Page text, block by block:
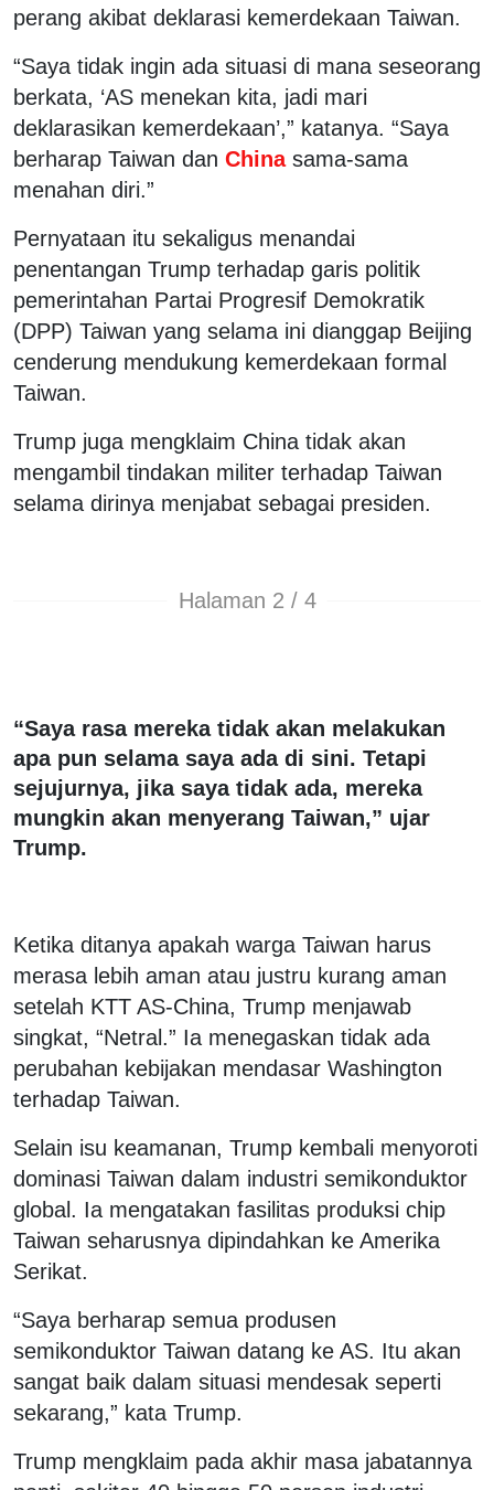
perang akibat deklarasi kemerdekaan Taiwan.
“Saya tidak ingin ada situasi di mana seseorang
berkata, ‘AS menekan kita, jadi mari
deklarasikan kemerdekaan’,” katanya. “Saya
berharap Taiwan dan China sama-sama
menahan diri.”
Pernyataan itu sekaligus menandai
penentangan Trump terhadap garis politik
pemerintahan Partai Progresif Demokratik
(DPP) Taiwan yang selama ini dianggap Beijing
cenderung mendukung kemerdekaan formal
Taiwan.
Trump juga mengklaim China tidak akan
mengambil tindakan militer terhadap Taiwan
selama dirinya menjabat sebagai presiden.
Halaman 2 / 4
“Saya rasa mereka tidak akan melakukan
apa pun selama saya ada di sini. Tetapi
sejujurnya, jika saya tidak ada, mereka
mungkin akan menyerang Taiwan,” ujar
Trump.
Ketika ditanya apakah warga Taiwan harus
merasa lebih aman atau justru kurang aman
setelah KTT AS-China, Trump menjawab
singkat, “Netral.” Ia menegaskan tidak ada
perubahan kebijakan mendasar Washington
terhadap Taiwan.
Selain isu keamanan, Trump kembali menyoroti
dominasi Taiwan dalam industri semikonduktor
global. Ia mengatakan fasilitas produksi chip
Taiwan seharusnya dipindahkan ke Amerika
Serikat.
“Saya berharap semua produsen
semikonduktor Taiwan datang ke AS. Itu akan
sangat baik dalam situasi mendesak seperti
sekarang,” kata Trump.
Trump mengklaim pada akhir masa jabatannya